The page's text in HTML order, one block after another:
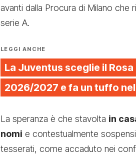
avanti dalla Procura di Milano
serie A.
LEGGI ANCHE
La Juventus sceglie il
2026/2027 e fa un tuffo
La speranza è che stavolta in
nomi e contestualmente
tesserati, come accaduto nei